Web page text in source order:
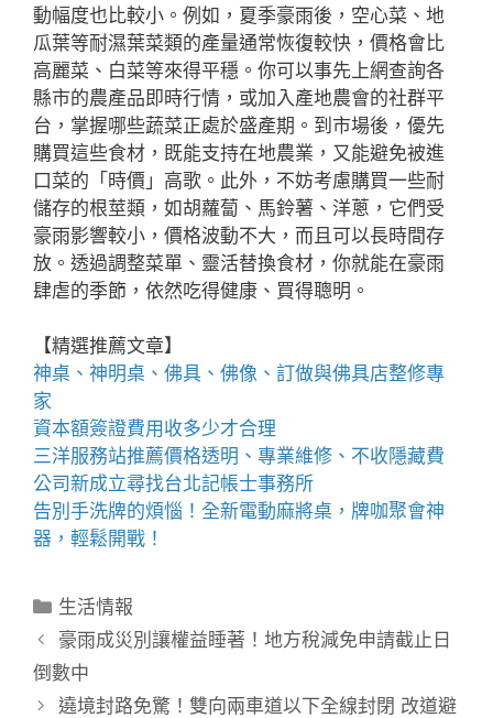
動幅度也比較小。例如，夏季豪雨後，空心菜、地
瓜葉等耐濕葉菜類的產量通常恢復較快，價格會比
高麗菜、白菜等來得平穩。你可以事先上網查詢各
縣市的農產品即時行情，或加入產地農會的社群平
台，掌握哪些蔬菜正處於盛產期。到市場後，優先
購買這些食材，既能支持在地農業，又能避免被進
口菜的「時價」高歌。此外，不妨考慮購買一些耐
儲存的根莖類，如胡蘿蔔、馬鈴薯、洋蔥，它們受
豪雨影響較小，價格波動不大，而且可以長時間存
放。透過調整菜單、靈活替換食材，你就能在豪雨
肆虐的季節，依然吃得健康、買得聰明。
【精選推薦文章】
神桌、 神明桌 、 佛具 、佛像、訂做與佛具店整修專
家
資本額簽證費用 收多少才合理
三洋服務站推薦價格透明、專業維修、不收隱藏費
公司新成立尋找台北記帳士事務所
告別手洗牌的煩惱！全新電動麻將桌 ，牌咖聚會神
器，輕鬆開戰！
分
類
生活情報
豪雨成災別讓權益睡著！地方稅減免申請截止日
倒數中
遶境封路免驚！雙向兩車道以下全線封閉 改道避